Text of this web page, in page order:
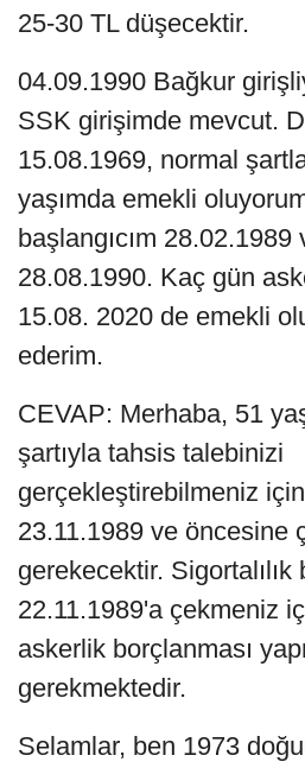
25-30 TL düşecektir.
04.09.1990 Bağkur
SSK girişimde mevcut.
15.08.1969, normal
yaşımda emekli
başlangıcım 28.02.1989
28.08.1990. Kaç gün
15.08. 2020 de emekli
ederim.
CEVAP: Merhaba, 51
şartıyla tahsis talebinizi
gerçekleştirebilmeniz
23.11.1989 ve öncesine
gerekecektir. Sigortalılık
22.11.1989'a çekmeniz
askerlik borçlanması
gerekmektedir.
Selamlar, ben 1973